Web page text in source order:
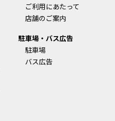
ご利用にあたって
店舗のご案内
駐車場・バス広告
駐車場
バス広告